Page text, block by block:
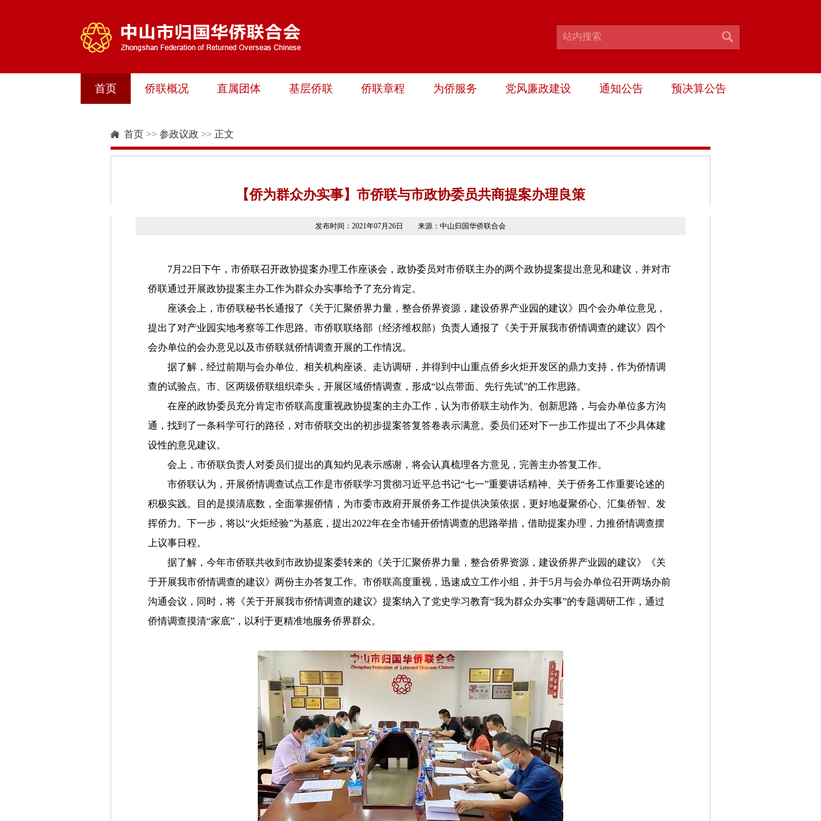
首页 侨联概况 直属团体 基层侨联 侨联章程 为侨服务 党风廉政建设 通知公告 预决算公告
首页 >> 参政议政 >> 正文
【侨为群众办实事】市侨联与市政协委员共商提案办理良策
发布时间：2021年07月26日 来源：中山归国华侨联合会
7月22日下午，市侨联召开政协提案办理工作座谈会，政协委员对市侨联主办的两个政协提案提出意见和建议，并对市
侨联通过开展政协提案主办工作为群众办实事给予了充分肯定。
座谈会上，市侨联秘书长通报了《关于汇聚侨界力量，整合侨界资源，建设侨界产业园的建议》四个会办单位意见，
提出了对产业园实地考察等工作思路。市侨联联络部（经济维权部）负责人通报了《关于开展我市侨情调查的建议》四个
会办单位的会办意见以及市侨联就侨情调查开展的工作情况。
据了解，经过前期与会办单位、相关机构座谈、走访调研，并得到中山重点侨乡火炬开发区的鼎力支持，作为侨情调
查的试验点。市、区两级侨联组织牵头，开展区域侨情调查，形成“以点带面、先行先试”的工作思路。
在座的政协委员充分肯定市侨联高度重视政协提案的主办工作，认为市侨联主动作为、创新思路，与会办单位多方沟
通，找到了一条科学可行的路径，对市侨联交出的初步提案答复答卷表示满意。委员们还对下一步工作提出了不少具体建
设性的意见建议。
会上，市侨联负责人对委员们提出的真知灼见表示感谢，将会认真梳理各方意见，完善主办答复工作。
市侨联认为，开展侨情调查试点工作是市侨联学习贯彻习近平总书记“七一”重要讲话精神、关于侨务工作重要论述的
积极实践。目的是摸清底数，全面掌握侨情，为市委市政府开展侨务工作提供决策依据，更好地凝聚侨心、汇集侨智、发
挥侨力。下一步，将以“火炬经验”为基底，提出2022年在全市铺开侨情调查的思路举措，借助提案办理，力推侨情调查摆
上议事日程。
据了解，今年市侨联共收到市政协提案委转来的《关于汇聚侨界力量，整合侨界资源，建设侨界产业园的建议》《关
于开展我市侨情调查的建议》两份主办答复工作。市侨联高度重视，迅速成立工作小组，并于5月与会办单位召开两场办前
沟通会议，同时，将《关于开展我市侨情调查的建议》提案纳入了党史学习教育“我为群众办实事”的专题调研工作，通过
侨情调查摸清“家底”，以利于更精准地服务侨界群众。